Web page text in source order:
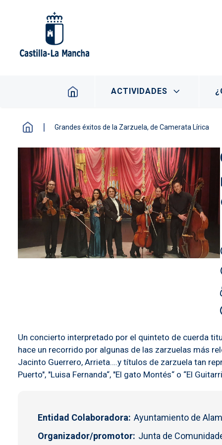
Navegación principal
ACTIVIDADES
Grandes éxitos de la Zarzuela, de Camerata Lírica
Un concierto interpretado por el quinteto de cuerda
hace un recorrido por algunas de las zarzuelas más
Jacinto Guerrero, Arrieta….y títulos de zarzuela tan
Puerto", "Luisa Fernanda“, "El gato Montés“ o “El
Entidad Colaboradora Ayuntamiento de
Organizador/promotor Junta de